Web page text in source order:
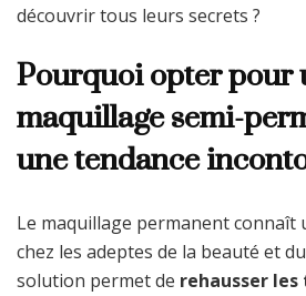
découvrir tous leurs secrets ?
Pourquoi opter
maquillage semi-
une tendance
Le maquillage permanent connaît
chez les adeptes de la beauté et
solution permet de rehausser